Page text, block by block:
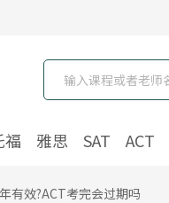
福 雅思 SAT ACT
有效?ACT考完会过期吗